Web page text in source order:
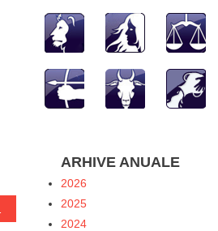
WhatsApp
ARHIVE ANUALE
2026
2025
2024